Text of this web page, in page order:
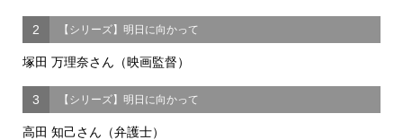
2 【シリーズ】明日に向かって
塚田 万理奈さん（映画監督）
3 【シリーズ】明日に向かって
高田 知己さん（弁護士）